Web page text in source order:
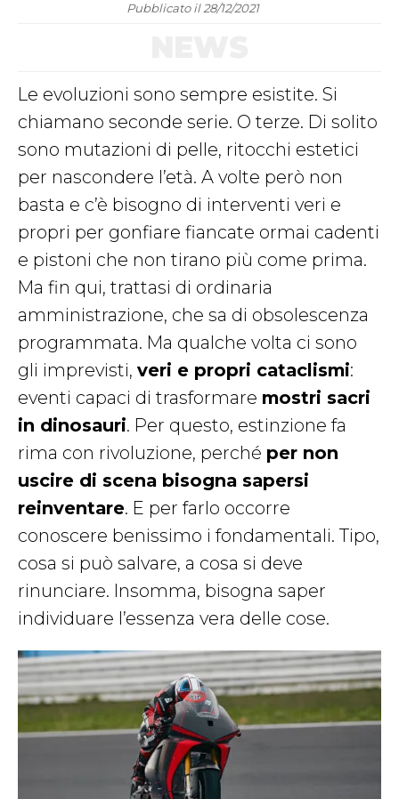
Pubblicato il 28/12/2021
Le evoluzioni sono sempre esistite. Si
chiamano seconde serie. O terze. Di solito
sono mutazioni di pelle, ritocchi estetici
per nascondere l’età. A volte però non
basta e c’è bisogno di interventi veri e
propri per gonfiare fiancate ormai cadenti
e pistoni che non tirano più come prima.
Ma fin qui, trattasi di ordinaria
amministrazione, che sa di obsolescenza
programmata. Ma qualche volta ci sono
gli imprevisti, veri e propri cataclismi:
eventi capaci di trasformare mostri sacri
in dinosauri. Per questo, estinzione fa
rima con rivoluzione, perché per non
uscire di scena bisogna sapersi
reinventare. E per farlo occorre
conoscere benissimo i fondamentali. Tipo,
cosa si può salvare, a cosa si deve
rinunciare. Insomma, bisogna saper
individuare l’essenza vera delle cose.